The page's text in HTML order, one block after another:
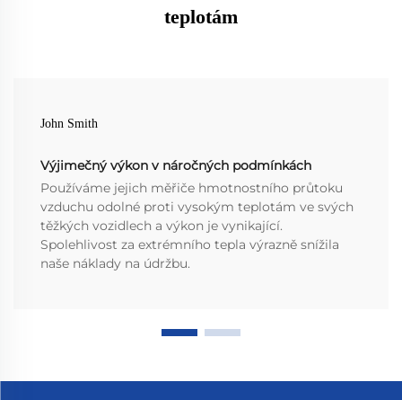
teplotám
John Smith
Výjimečný výkon v náročných podmínkách
Používáme jejich měřiče hmotnostního průtoku
vzduchu odolné proti vysokým teplotám ve svých
těžkých vozidlech a výkon je vynikající.
Spolehlivost za extrémního tepla výrazně snížila
naše náklady na údržbu.